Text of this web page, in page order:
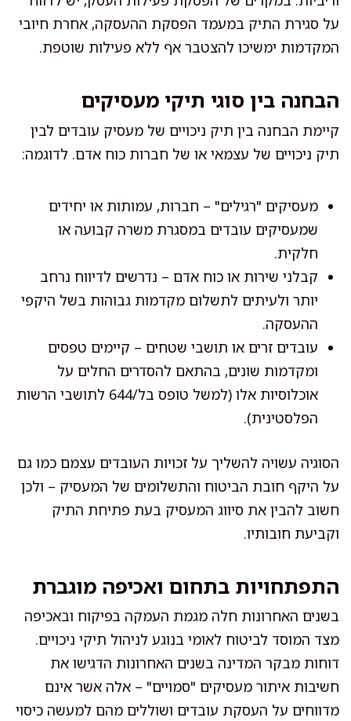
על סגירת התיק במעמד הפסקת ההעסקה, אחרת חיובי
המקדמות ימשיכו להצטבר אף ללא פעילות שוטפת.
הבחנה בין סוגי תיקי מעסיקים
קיימת הבחנה בין תיק ניכויים של מעסיק עובדים לבין
תיק ניכויים של עצמאי או של חברות כוח אדם. לדוגמה:
מעסיקים "רגילים" – חברות, עמותות או יחידים
שמעסיקים עובדים במסגרת משרה קבועה או
חלקית.
קבלני שירות או כוח אדם – נדרשים לדיווח נרחב
יותר ולעיתים לתשלום מקדמות גבוהות בשל היקפי
ההעסקה.
עובדים זרים או תושבי שטחים – קיימים טפסים
ומקדמות שונים, בהתאם להסדרים החלים על
אוכלוסיות אלו (למשל טופס בל/644 לתושבי הרשות
הפלסטינית).
הסוגיה עשויה להשליך על זכויות העובדים עצמם כמו גם
על היקף חובת הביטוח והתשלומים של המעסיק – ולכן
חשוב להבין את סיווג המעסיק בעת פתיחת התיק
וקביעת חובותיו.
התפתחויות בתחום ואכיפה מוגברת
בשנים האחרונות חלה מגמת העמקה בפיקוח ובאכיפה
מצד המוסד לביטוח לאומי בנוגע לניהול תיקי ניכויים.
דוחות מבקר המדינה בשנים האחרונות הדגישו את
חשיבות איתור מעסיקים "סמויים" – אלה אשר אינם
מדווחים על העסקת עובדים ושוללים מהם למעשה כיסוי